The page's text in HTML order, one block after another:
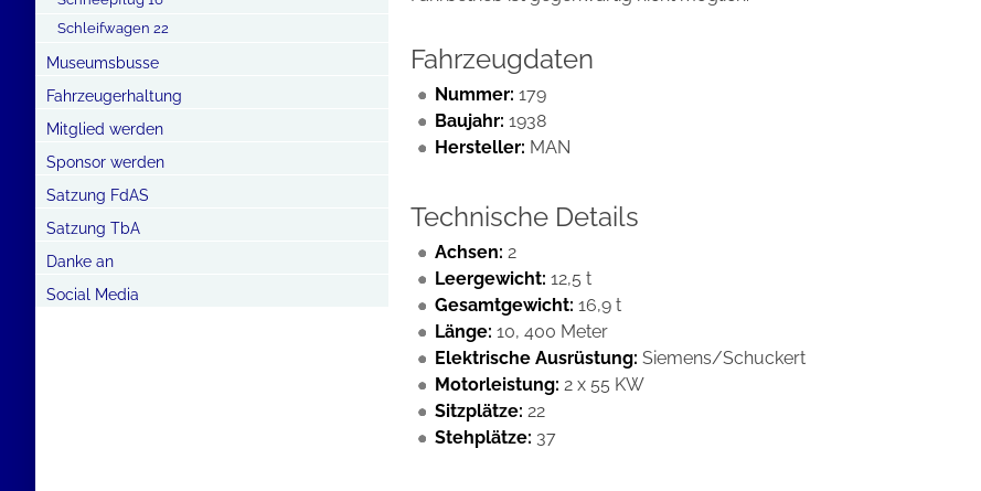
Schleifwagen 22
Museumsbusse
Fahrzeugerhaltung
Mitglied werden
Sponsor werden
Satzung FdAS
Satzung TbA
Danke an
Social Media
Fahrzeugdaten
Nummer: 179
Baujahr:1938
Hersteller: MAN
Technische Details
Achsen: 2
Leergewicht: 12,5 t
Gesamtgewicht: 16,9 t
Länge: 10, 400 Meter
Elektrische Ausrüstung: Siemens/Schuckert
Motorleistung: 2 x 55 KW
Sitzplätze: 22
Stehplätze: 37